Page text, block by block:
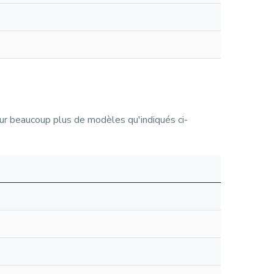
plus de modèles qu'indiqués ci-